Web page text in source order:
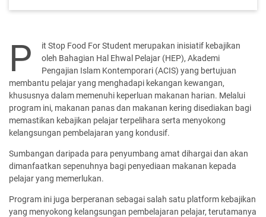
P
it Stop Food For Student merupakan inisiatif kebajikan
oleh Bahagian Hal Ehwal Pelajar (HEP), Akademi
Pengajian Islam Kontemporari (ACIS) yang bertujuan
membantu pelajar yang menghadapi kekangan kewangan,
khususnya dalam memenuhi keperluan makanan harian. Melalui
program ini, makanan panas dan makanan kering disediakan bagi
memastikan kebajikan pelajar terpelihara serta menyokong
kelangsungan pembelajaran yang kondusif.
Sumbangan daripada para penyumbang amat dihargai dan akan
dimanfaatkan sepenuhnya bagi penyediaan makanan kepada
pelajar yang memerlukan.
Program ini juga berperanan sebagai salah satu platform kebajikan
yang menyokong kelangsungan pembelajaran pelajar, terutamanya